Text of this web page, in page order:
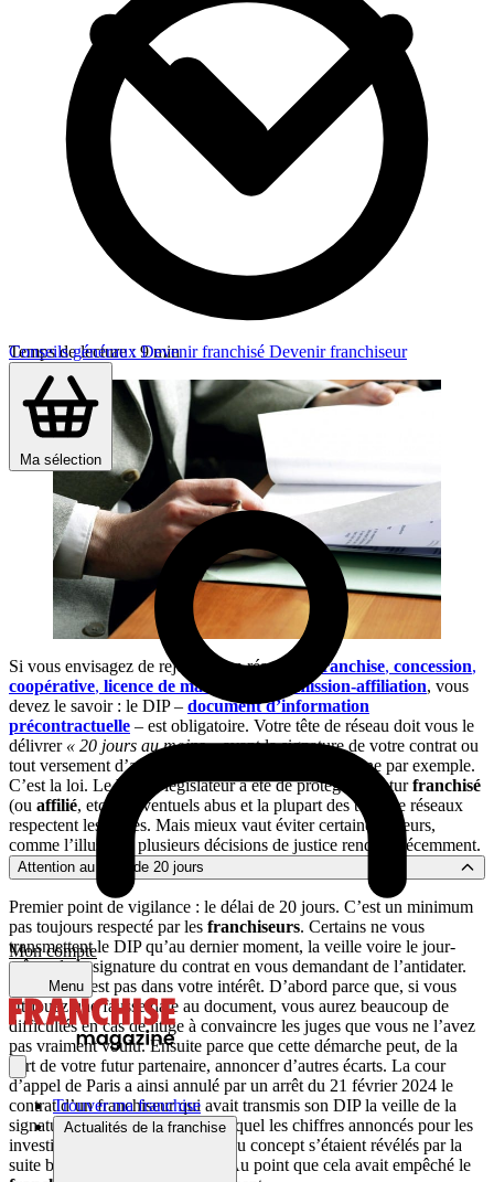
Conseils générauxDevenir franchisé Devenir franchiseur
Ma sélection
Mon compte
Menu
Trouver ma franchise
Actualités de la franchise
Temps de lecture : 9 min
Si vous envisagez de rejoindre un réseau de franchise, concession,
coopérative, licence de marque commission-affiliation, vous
devez le savoir : le DIP – document d’information
précontractuelle – est obligatoire. Votre tête de réseau doit vous le
délivrer « 20 jours au moins »avant la signature de votre contrat ou
tout versement d’argent, pour une réservation de zone par exemple.
C’est la loi. Le but du législateur a été de protéger le futurfranchisé
(ou affilié, etc.) d’éventuels abus et la plupart des têtes de réseaux
respectent les règles. Mais mieux vaut éviter certaines erreurs,
comme l’illustrent plusieurs décisions de justice rendues récemment.
Attention au délai de 20 jours
Premier point de vigilance : le délai de 20 jours. C’est un minimum
pas toujours respecté par les franchiseurs. Certains ne vous
transmettent le DIP qu’au dernier moment, la veille voire le jour-
même de la signature du contrat en vous demandant de l’antidater.
Accepter n’est pas dans votre intérêt. D’abord parce que, si vous
attribuez une fausse date au document, vous aurez beaucoup de
difficultés en cas de litige à convaincre les juges que vous ne l’avez
pas vraiment voulu. Ensuite parce que cette démarche peut, de la
part de votre futur partenaire, annoncer d’autres écarts. La cour
d’appel de Paris a ainsi annulé par un arrêt du 21 février 2024 le
contrat d’un franchiseur qui avait transmis son DIP la veille de la
signature du contrat. DIP dans lequel les chiffres annoncés pour les
investissements spécifiques liés au concept s’étaient révélés par la
suite bien inférieurs à la réalité. Au point que cela avait empêché le